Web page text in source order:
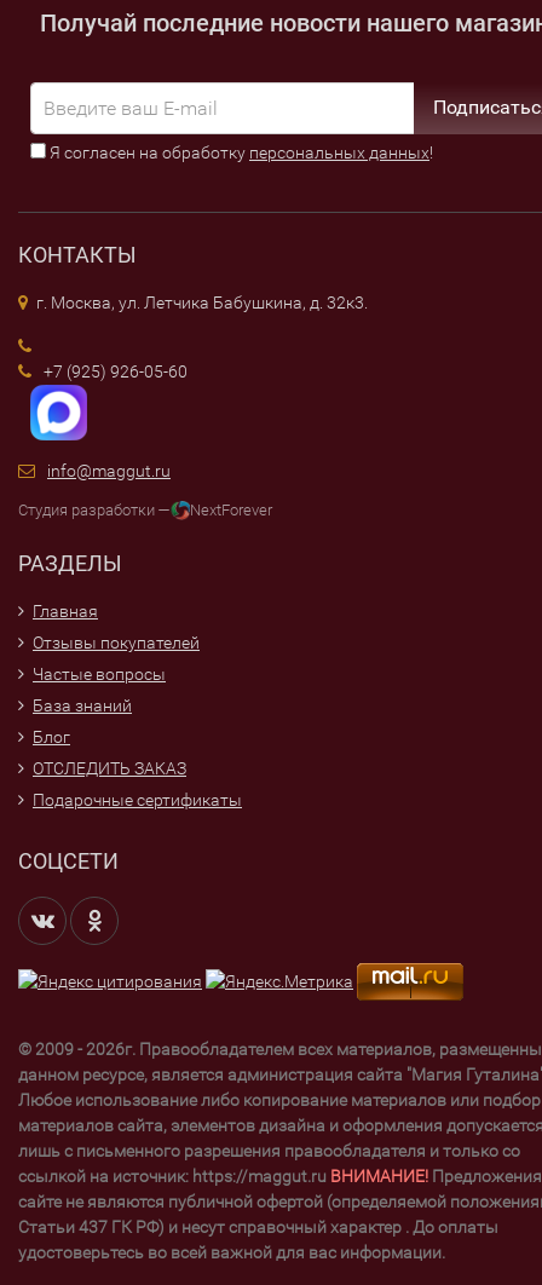
Получай последние новости нашего
Я согласен на обработку персональных данных!
КОНТАКТЫ
г. Москва, ул. Летчика Бабушкина, д. 32к3.
+7 (925) 926-05-60
info@maggut.ru
Студия разработки — NextForever
РАЗДЕЛЫ
Главная
Отзывы покупателей
Частые вопросы
База знаний
Блог
ОТСЛЕДИТЬ ЗАКАЗ
Подарочные сертификаты
СОЦСЕТИ
© 2009 - 2026г. Правообладателем всех материалов,
данном ресурсе, является администрация сайта "Магия
Любое использование либо копирование материалов или
материалов сайта, элементов дизайна и оформления
лишь с письменного разрешения правообладателя и только со
ссылкой на источник: https://maggut.ru ВНИМАНИЕ!
сайте не являются публичной офертой (определяемой
Статьи 437 ГК РФ) и несут справочный характер . До оплаты
удостоверьтесь во всей важной для вас информации.